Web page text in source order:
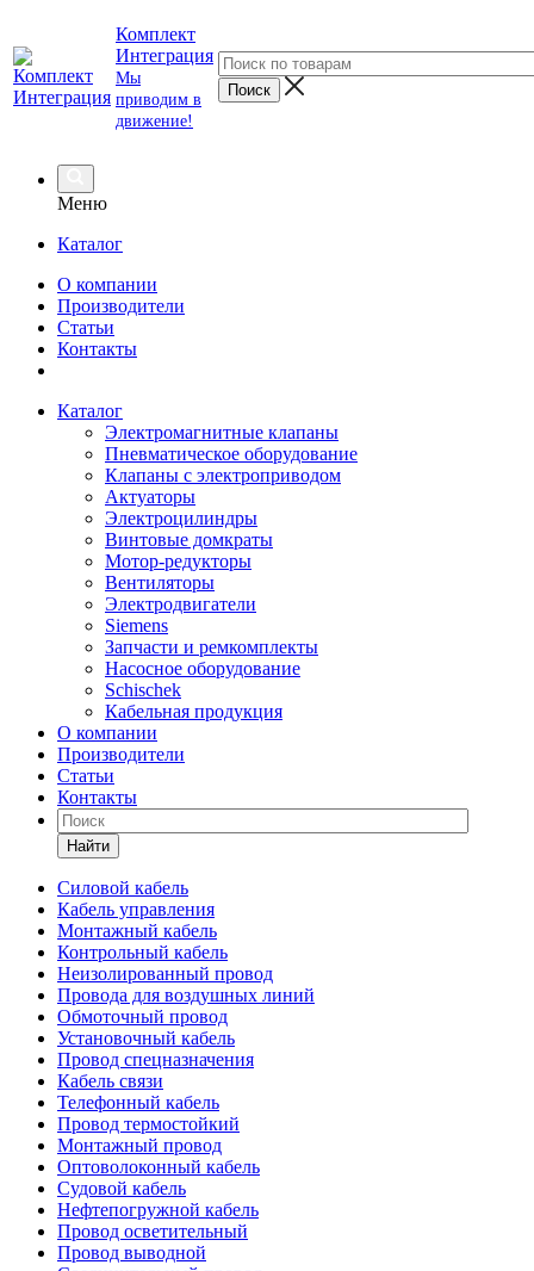
Комплект
Интеграция
Мы
приводим в
движение!
Меню
Каталог
О компании
Производители
Статьи
Контакты
Каталог
Электромагнитные клапаны
Пневматическое оборудование
Клапаны с электроприводом
Актуаторы
Электроцилиндры
Винтовые домкраты
Мотор-редукторы
Вентиляторы
Электродвигатели
Siemens
Запчасти и ремкомплекты
Насосное оборудование
Schischek
Кабельная продукция
О компании
Производители
Статьи
Контакты
Найти
Силовой кабель
Кабель управления
Монтажный кабель
Контрольный кабель
Неизолированный провод
Провода для воздушных линий
Обмоточный провод
Установочный кабель
Провод спецназначения
Кабель связи
Телефонный кабель
Провод термостойкий
Монтажный провод
Оптоволоконный кабель
Судовой кабель
Нефтепогружной кабель
Провод осветительный
Провод выводной